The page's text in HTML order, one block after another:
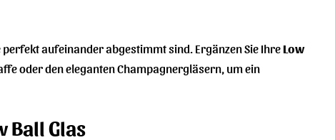
aufeinander abgestimmt sind. Ergänzen Sie IhreLow
oder den eleganten Champagnergläsern, um ein
Ball Glas